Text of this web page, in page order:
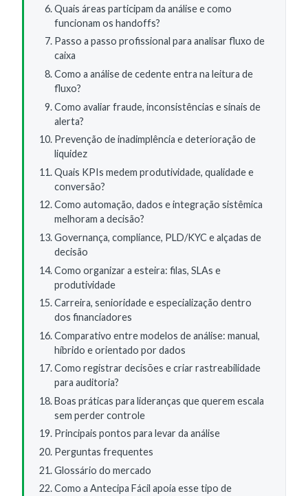
Quais áreas participam da análise e como
funcionam os handoffs?
Passo a passo profissional para analisar fluxo de
caixa
Como a análise de cedente entra na leitura de
fluxo?
Como avaliar fraude, inconsistências e sinais de
alerta?
Prevenção de inadimplência e deterioração de
liquidez
Quais KPIs medem produtividade, qualidade e
conversão?
Como automação, dados e integração sistêmica
melhoram a decisão?
Governança, compliance, PLD/KYC e alçadas de
decisão
Como organizar a esteira: filas, SLAs e
produtividade
Carreira, senioridade e especialização dentro
dos financiadores
Comparativo entre modelos de análise: manual,
híbrido e orientado por dados
Como registrar decisões e criar rastreabilidade
para auditoria?
Boas práticas para lideranças que querem escala
sem perder controle
Principais pontos para levar da análise
Perguntas frequentes
Glossário do mercado
Como a Antecipa Fácil apoia esse tipo de